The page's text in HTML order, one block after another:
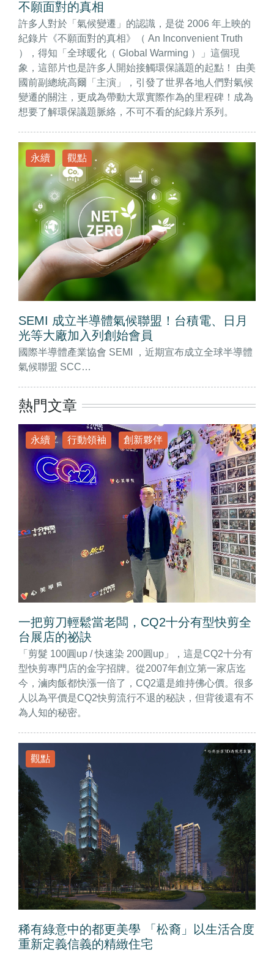
不願面對的真相
許多人對於「氣候變遷」的認識，是從 2006 年上映的
紀錄片《不願面對的真相》（ An Inconvenient Truth
），得知「全球暖化（ Global Warming ）」這個現
象，這部片也是許多人開始接觸環保議題的起點！ 由美
國前副總統高爾「主演」，引發了世界各地人們對氣候
變遷的關注，更成為帶動大眾實際作為的里程碑！成為
想要了解環保議題脈絡，不可不看的紀錄片系列。
永續 觀點
SEMI 成立半導體氣候聯盟！台積電、日月
光等大廠加入列創始會員
國際半導體產業協會 SEMI ，近期宣布成立全球半導體
氣候聯盟 SCC…
熱門文章
永續 行動領袖 創新夥伴
一把剪刀輕鬆當老闆，CQ2十分有型快剪全
台展店的祕訣
「剪髮 100圓up / 快速染 200圓up」，這是CQ2十分有
型快剪專門店的金字招牌。從2007年創立第一家店迄
今，滷肉飯都快漲一倍了，CQ2還是維持佛心價。很多
人以為平價是CQ2快剪流行不退的秘訣，但背後還有不
為人知的秘密。
觀點
稀有綠意中的都更美學 「松裔」以生活合度
重新定義信義的精緻住宅